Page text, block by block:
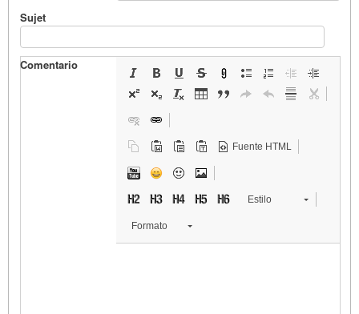
Sujet
Comentario
Fuente HTML
Estilo
Formato